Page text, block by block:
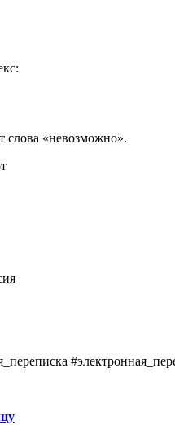
слова «невозможно».